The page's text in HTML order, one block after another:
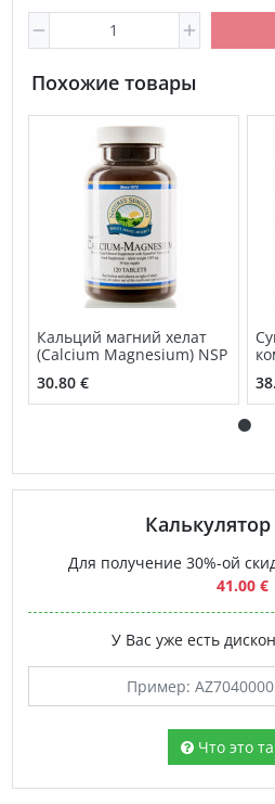
Похожие товары
Кальций магний хелат
(Calcium Magnesium) NSP
30.80 €
Для получение 30%-ой
41.00 €
У Вас уже есть
Что это